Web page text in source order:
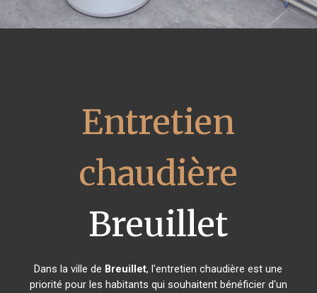
Entretien
chaudière
Breuillet
Dans la ville de Breuillet, l'entretien chaudière est une
priorité pour les habitants qui souhaitent bénéficier d'un